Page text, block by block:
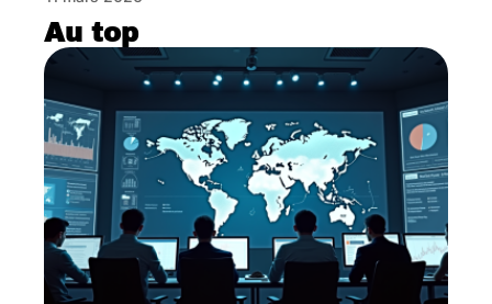
Au top